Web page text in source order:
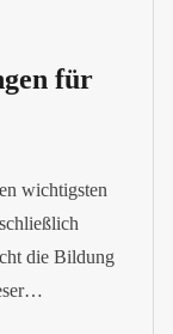
für
wichtigsten
die Bildung